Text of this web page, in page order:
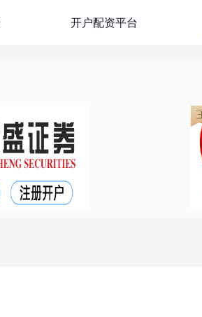
开户配资平台